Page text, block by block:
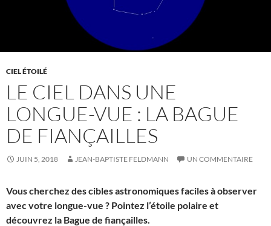
CIEL ÉTOILÉ
LE CIEL DANS UNE
LONGUE-VUE : LA BAGUE
DE FIANÇAILLES
JUIN 5, 2018 JEAN-BAPTISTE FELDMANN UN COMMENTAIRE
Vous cherchez des cibles astronomiques faciles à observer
avec votre longue-vue ? Pointez l’étoile polaire et
découvrez la Bague de fiançailles.